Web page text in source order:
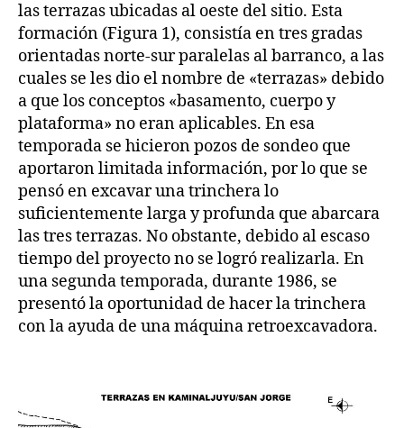
las terrazas ubicadas al oeste del sitio. Esta
formación (Figura 1), consistía en tres gradas
orientadas norte-sur paralelas al barranco, a las
cuales se les dio el nombre de «terrazas» debido
a que los conceptos «basamento, cuerpo y
plataforma» no eran aplicables. En esa
temporada se hicieron pozos de sondeo que
aportaron limitada información, por lo que se
pensó en excavar una trinchera lo
suficientemente larga y profunda que abarcara
las tres terrazas. No obstante, debido al escaso
tiempo del proyecto no se logró realizarla. En
una segunda temporada, durante 1986, se
presentó la oportunidad de hacer la trinchera
con la ayuda de una máquina retroexcavadora.